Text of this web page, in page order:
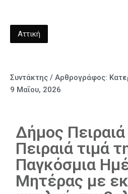
Αττική
Συντάκτης / Αρθρογράφος:
9 Μαΐου, 2026
Δήμος
Πειραιά τιμά
Παγκόσμια
Μητέρας με